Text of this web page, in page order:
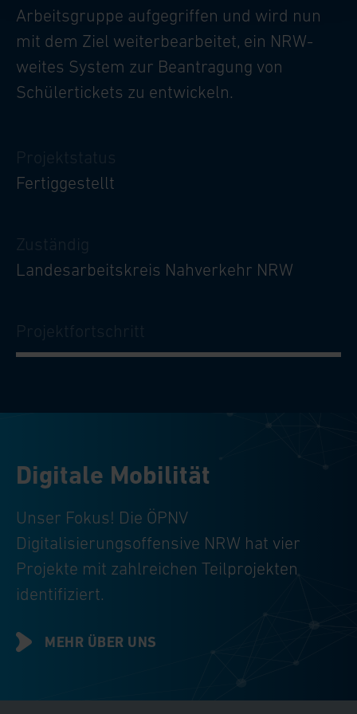
Arbeitsgruppe aufgegriffen und wird nun
mit dem Ziel weiterbearbeitet, ein NRW-
weites System zur Beantragung von
Schülertickets zu entwickeln.
Projektstatus
Fertiggestellt
Zuständig
Landesarbeitskreis Nahverkehr NRW
Projektfortschritt
Digitale Mobilität
Unser Fokus! Die ÖPNV
Digitalisierungsoffensive NRW hat vier
Projekte mit zahlreichen Teilprojekten
identifiziert.
MEHR ÜBER UNS